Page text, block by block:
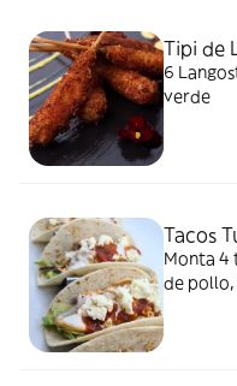
Tipi de
6
verde
Tacos
Monta 4
de pollo,